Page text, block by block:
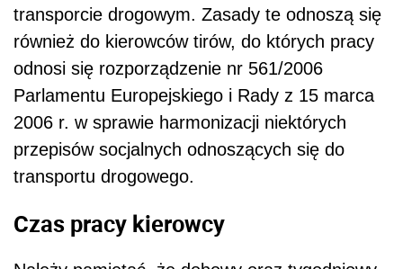
transporcie drogowym. Zasady te odnoszą się
również do kierowców tirów, do których pracy
odnosi się rozporządzenie nr 561/2006
Parlamentu Europejskiego i Rady z 15 marca
2006 r. w sprawie harmonizacji niektórych
przepisów socjalnych odnoszących się do
transportu drogowego.
Czas pracy kierowcy